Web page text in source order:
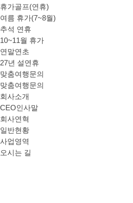
휴가골프(연휴)
여름 휴가(7~8월)
추석 연휴
10~11월 휴가
연말연초
27년 설연휴
맞춤여행문의
맞춤여행문의
회사소개
CEO인사말
회사연혁
일반현황
사업영역
오시는 길